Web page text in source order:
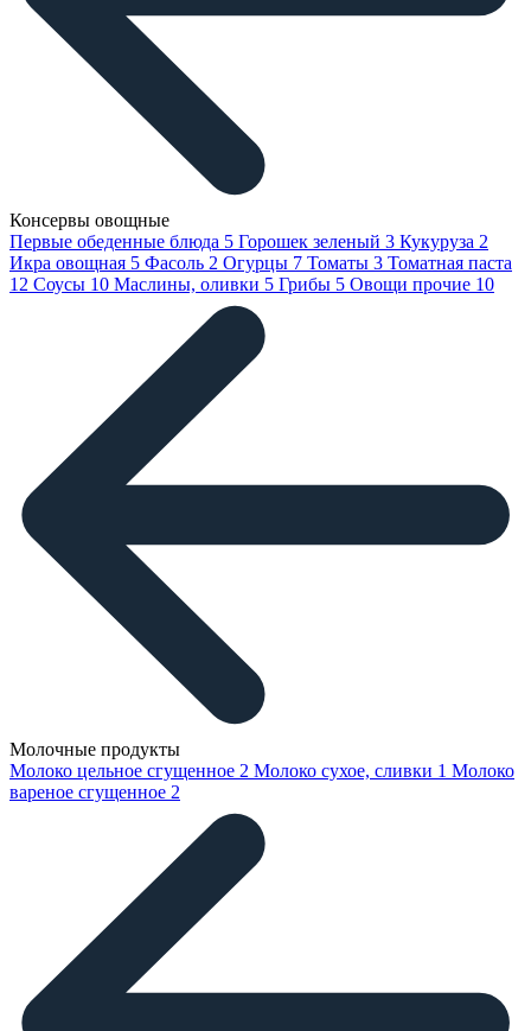
Консервы овощные
Первые обеденные блюда 5 Горошек зеленый 3 Кукуруза 2
Икра овощная 5 Фасоль 2 Огурцы 7 Томаты 3 Томатная паста
12 Соусы 10 Маслины, оливки 5 Грибы 5 Овощи прочие 10
Молочные продукты
Молоко цельное сгущенное 2 Молоко сухое, сливки 1 Молоко
вареное сгущенное 2